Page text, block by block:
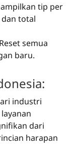
tip per
total
Reset semua
baru.
industri
dari
harapan